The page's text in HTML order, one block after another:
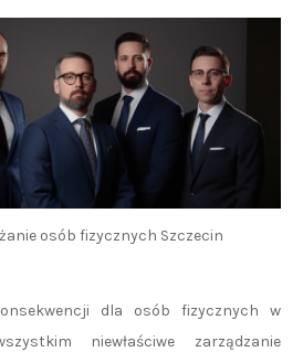
osób fizycznych Szczecin
dla osób fizycznych w
niewłaściwe zarządzanie